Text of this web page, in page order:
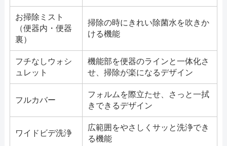
お掃除ミスト
（便器内・便器
裏）
掃除の時にきれい除菌水を吹きか
ける機能
フチなしウォシ
ュレット
機能部を便器のラインと一体化さ
せ、掃除が楽になるデザイン
フルカバー
フォルムを際立たせ、さっと一拭
きできるデザイン
ワイドビデ洗浄
広範囲をやさしくサッと洗浄でき
る機能